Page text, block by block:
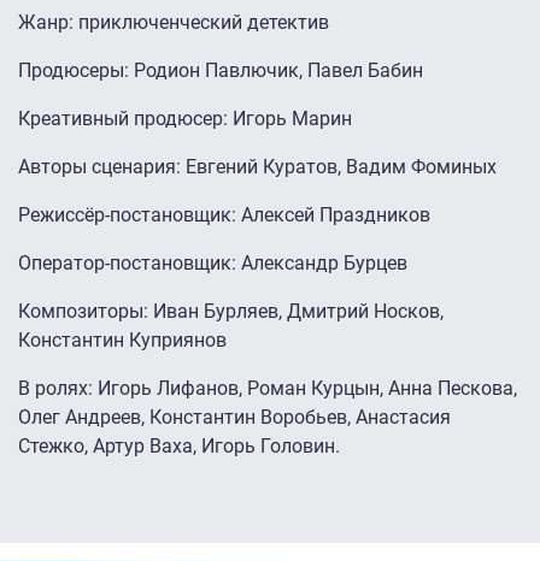
Жанр: приключенческий детектив
Продюсеры: Родион Павлючик, Павел Бабин
Креативный продюсер: Игорь Марин
Авторы сценария: Евгений Куратов, Вадим Фоминых
Режиссёр-постановщик: Алексей Праздников
Оператор-постановщик: Александр Бурцев
Композиторы: Иван Бурляев, Дмитрий Носков,
Константин Куприянов
В ролях: Игорь Лифанов, Роман Курцын, Анна Пескова,
Олег Андреев, Константин Воробьев, Анастасия
Стежко, Артур Ваха, Игорь Головин.